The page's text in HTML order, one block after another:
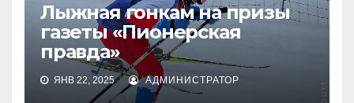
Лыжная гонкам на призы
газеты «Пионерская
правда»
ЯНВ 22, 2025 АДМИНИСТРАТОР